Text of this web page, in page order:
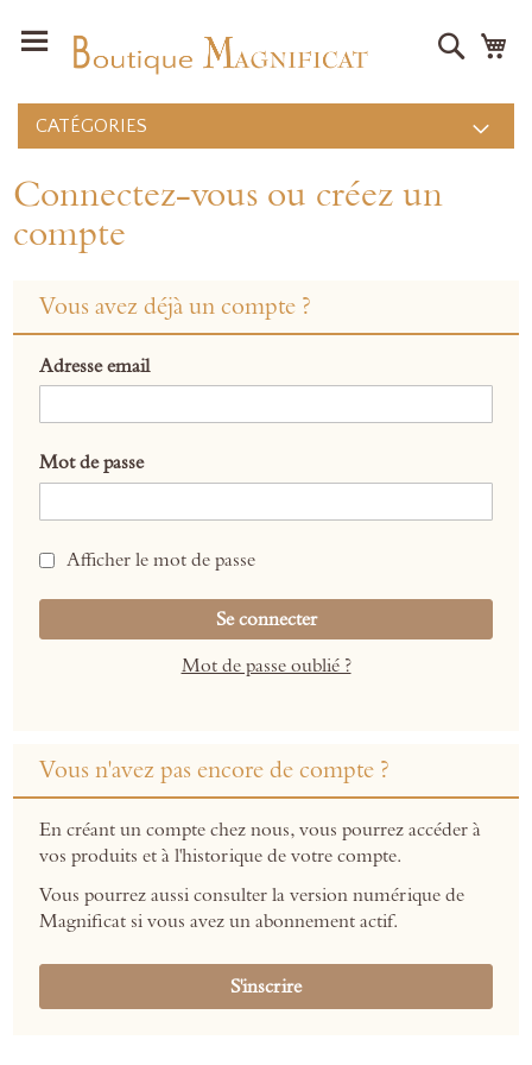
CATÉGORIES
Connectez-vous ou créez un
compte
Vous avez déjà un compte ?
Adresse email
Mot de passe
Afficher le mot de passe
Se connecter
Mot de passe oublié ?
Vous n'avez pas encore de compte ?
En créant un compte chez nous, vous pourrez accéder à
vos produits et à l'historique de votre compte.
Vous pourrez aussi consulter la version numérique de
Magnificat si vous avez un abonnement actif.
S'inscrire